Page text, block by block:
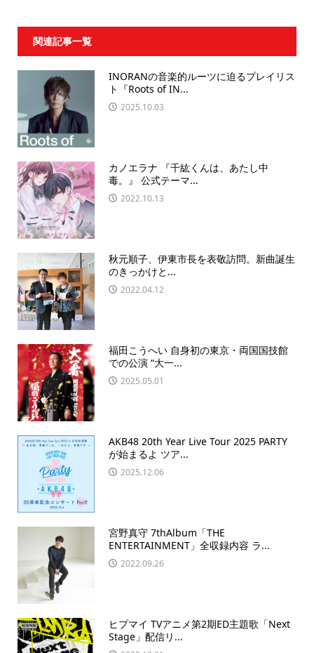
関連記事一覧
INORANの音楽的ルーツに迫るプレイリス
ト『Roots of IN...
2025.10.03
カノエラナ 『千紘くんは、あたし中
毒。』 公式テーマ...
2022.10.13
秋元順子、伊東市長を表敬訪問。新曲誕生
のきっかけと...
2022.04.12
福田こうへい 自身初の東京・両国国技館
での公演 “大一...
2025.05.01
AKB48 20th Year Live Tour 2025 PARTY
が始まるよ ツア...
2025.12.06
宮野真守 7thAlbum「THE
ENTERTAINMENT」全収録内容 ラ...
2022.09.26
ヒプマイ TVアニメ第2期ED主題歌「Next
Stage」配信リ...